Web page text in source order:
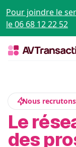
Pour joindre le
le 06 68 12 22 52
Nous
Le
des